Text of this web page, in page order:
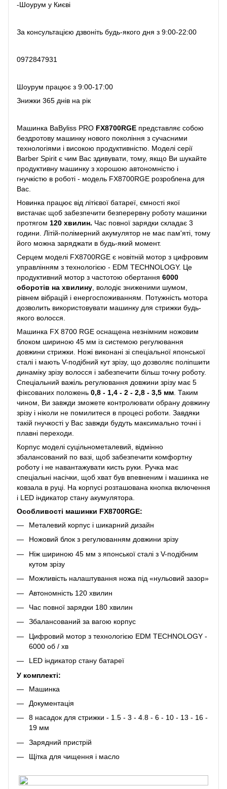
-Шоурум у Києві
За консультацією дзвоніть будь-якого дня з 9:00-22:00
0972847931
Шоурум працює з 9:00-17:00
Знижки 365 днів на рік
Машинка BaByliss PRO FX8700RGE представляє собою
бездротову машинку нового покоління з сучасними
технологіями і високою продуктивністю. Моделі серії
Barber Spirit є чим Вас здивувати, тому, якщо Ви шукайте
продуктивну машинку з хорошою автономністю і
гнучкістю в роботі - модель FX8700RGE розроблена для
Вас.
Новинка працює від літієвої батареї, ємності якої
вистачає щоб забезпечити безперервну роботу машинки
протягом 120 хвилин. Час повної зарядки складає 3
години. Літій-полімерний акумулятор не має пам'яті, тому
його можна заряджати в будь-який момент.
Серцем моделі FX8700RGE є новітній мотор з цифровим
управлінням з технологією - EDM TECHNOLOGY. Це
продуктивний мотор з частотою обертання 6000
оборотів на хвилину , володіє зниженими шумом,
рівнем вібрацій і енергоспоживанням. Потужність мотора
дозволить використовувати машинку для стрижки будь-
якого волосся.
Машинка FX 8700 RGE оснащена незнімним ножовим
блоком шириною 45 мм із системою регулювання
довжини стрижки. Ножі виконані зі спеціальної японської
сталі і мають V-подібний кут зрізу, що дозволяє поліпшити
динаміку зрізу волосся і забезпечити більш точну роботу.
Спеціальний важіль регулювання довжини зрізу має 5
фіксованих положень 0,8 - 1,4 - 2 - 2,8 - 3,5 мм . Таким
чином, Ви завжди зможете контролювати обрану довжину
зрізу і ніколи не помилитеся в процесі роботи. Завдяки
такій гнучкості у Вас завжди будуть максимально точні і
плавні переходи.
Корпус моделі суцільнометалевий, відмінно
збалансований по вазі, щоб забезпечити комфортну
роботу і не навантажувати кисть руки. Ручка має
спеціальні насічки, щоб хват був впевненим і машинка не
ковзала в руці. На корпусі розташована кнопка включення
і LED індикатор стану акумулятора.
Особливості машинки FX8700RGE:
Металевий корпус і шикарний дизайн
Ножовий блок з регулюванням довжини зрізу
Ніж шириною 45 мм з японської сталі з V-подібним
кутом зрізу
Можливість налаштування ножа під «нульовий зазор»
Автономність 120 хвилин
Час повної зарядки 180 хвилин
Збалансований за вагою корпус
Цифровий мотор з технологією EDM TECHNOLOGY -
6000 об / хв
LED індикатор стану батареї
У комплекті:
Машинка
Документація
8 насадок для стрижки - 1.5 - 3 - 4.8 - 6 - 10 - 13 - 16 -
19 мм
Зарядний пристрій
Щітка для чищення і масло